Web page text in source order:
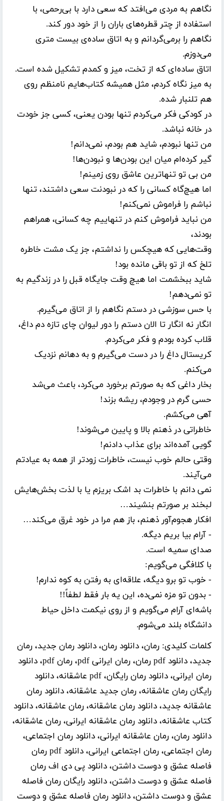
نگاهم به مردی می‌افتد که سعی دارد با بی‌رحمی، با
استفاده از چتر قطره‌های باران را از خود دور کند.
نگاهم را برمی‌گردانم و به اتاق ساده‌ی بیست متری
می‌دوزم.
اتاق ساده‌ای که از تخت، میز و کمدم تشکیل شده است.
به میز نگاه کردم، مثل همیشه کتاب‌هایم نامنظم روی
هم تلنبار شده.
در کودکی فکر می‌کردم تنها بودن یعنی، کسی جز خودت
در خانه نباشد.
من تنها نبودم، شاید هم بودم، نمی‌دانم!
گیر کرده‌ام میان این بودن‌ها و نبودن‌ها!
من بی تو تنها‌ترین عاشق روی زمینم!
اما هیچ‌گاه کسانی را که در نبودنت سعی داشتند، تنها
نباشم را فراموش نمی‌کنم!
من نباید فراموش کنم در تنهاییم چه کسانی، همراهم
بودند،
وقت‌هایی که هیچکس را نداشتم، جز یک مشت خاطره
تلخ که از تو باقی مانده بود!
شاید ببخشمت اما هیچ وقت جایگاه قبل را در زندگیم به
تو نمی‌دهم!
با حس سوزشی در دستم نگاهم را از اتاق می‌گیرم.
انگار نه انگار تا الان دستم را دور لیوان چای تازه دم داغ،
قلاب کرده بودم و فکر می‌کردم.
کریستال داغ را در دست می‌گیرم و به دهانم نزدیک
می‌کنم.
بخار داغی که به صورتم برخورد می‌کرد، باعث می‌شد
حسی گرم در وجودم، ریشه بزند!
آهی می‌کشم.
خاطراتی در ذهنم بالا و پایین می‌شوند!
گویی آمده‌اند برای عذاب دادنم!
وقتی حالم خوب نیست، خاطرات زودتر از همه به عیادتم
می‌آیند.
نمی دانم با خاطرات بد اشک بریزم یا با لذت بخش‌هایش
لبخند بر صورتم بنشیند…
افکار هجوم‌آور ذهنم، باز هم مرا در خود غرق می‌کند…
- آرام بیا بریم دیگه.
صدای سمیه است.
با کلافگی می‌گویم:
- خوب تو برو دیگه، علاقه‌ای به رفتن به کوه ندارم!
- بدون تو مزه نمی‌ده، این یه بار فقط لطفاً!!
باشه‌ای آرام می‌گویم و از روی نیکمت داخل حیاط
دانشگاه بلند می‌شوم.
کلمات کلیدی: رمان، دانلود رمان، دانلود رمان جدید، رمان
جدید، دانلود pdf رمان، رمان ایرانی pdf، رمان pdf، دانلود
رمان ایرانی، دانلود رمان رایگان، pdf عاشقانه، دانلود
رایگان رمان عاشقانه، رمان جدید عاشقانه، دانلود رمان
عاشقانه جدید، دانلود رمان عاشقانه، رمان عاشقانه، دانلود
کتاب عاشقانه، دانلود رمان عاشقانه ایرانی، رمان عاشقانه،
دانلود رمان، رمان عاشقانه ایرانی، دانلود رمان اجتماعی،
رمان اجتماعی، رمان اجتماعی ایرانی، دانلود pdf رمان
فاصله عشق و دوست داشتن، دانلود پی دی اف رمان
فاصله عشق و دوست داشتن، دانلود رایگان رمان فاصله
عشق و دوست داشتن، دانلود رمان فاصله عشق و دوست